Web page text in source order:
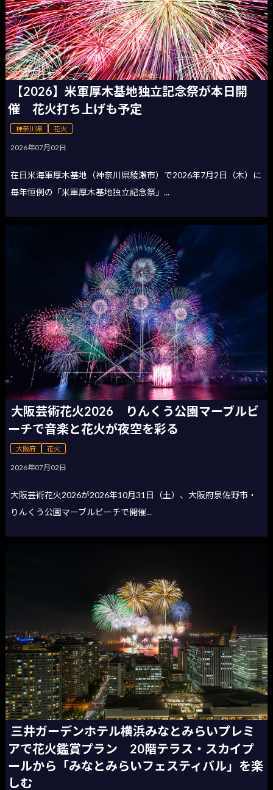
【2026】米軍厚木基地独立記念祭が本日開
催 花火打ち上げも予定
神奈川県 花火
2026年07月02日
在日米海軍厚木基地（神奈川県綾瀬市）で2026年7月2日（木）に
毎年恒例の「米軍厚木基地独立記念祭」...
大阪芸術花火2026 りんくう公園マーブルビ
ーチで音楽と花火が夜空を彩る
大阪府 花火
2026年07月02日
大阪芸術花火2026が2026年10月31日（土）、大阪府泉佐野市・
りんくう公園マーブルビーチで開催...
三井ガーデンホテル横浜みなとみらいプレミ
アで花火鑑賞プラン 20階テラス・スカイプ
ールから「みなとみらいフェスティバル」を楽
しむ